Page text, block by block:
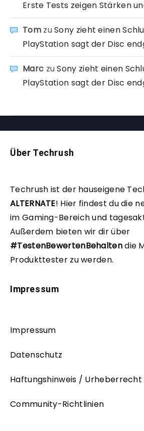
Erste Tests zeigen Stärken
TomzuSony zieht einen
PlayStation sagt der Disc
Marc zuSony zieht einen
PlayStation sagt der Disc
Über Techrush
Techrush ist der hauseigene
ALTERNATE! Hier findest du die
im Gaming-Bereich und
Außerdem bieten wir dir über
#TestenBewertenBehaltendie
Produkttester zu werden.
Impressum
Impressum
Datenschutz
Haftungshinweis / Urheberrecht
Community-Richtlinien